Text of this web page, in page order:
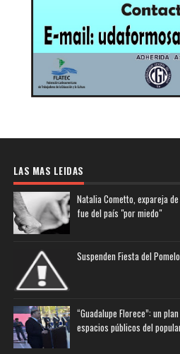
LAS MAS LEIDAS
Natalia Cometto, expareja
fue del país "por miedo"
Suspenden Fiesta del Pomelo
“Guadalupe Florece”: un
espacios públicos del